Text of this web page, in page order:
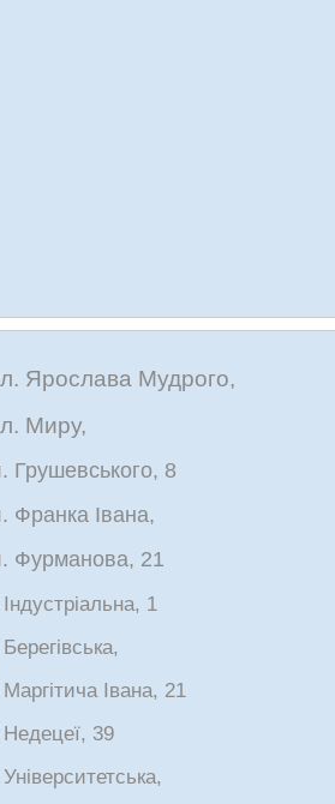
Ярослава Мудрого,
Миру,
Грушевського, 8
Франка Івана,
Фурманова, 21
1
Івана, 21
39